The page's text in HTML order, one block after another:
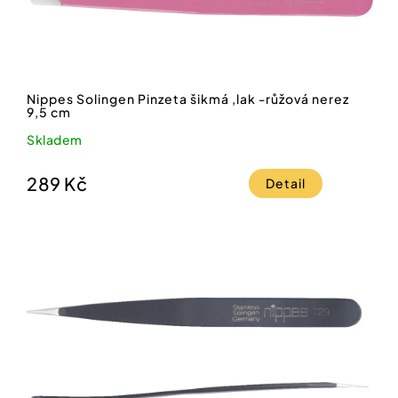
Nippes Solingen Pinzeta šikmá ,lak -růžová nerez
9,5 cm
Skladem
289 Kč Detail